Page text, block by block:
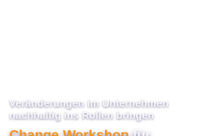
Veränderungen im Unternehmen
nachhaltig ins Rollen bringen